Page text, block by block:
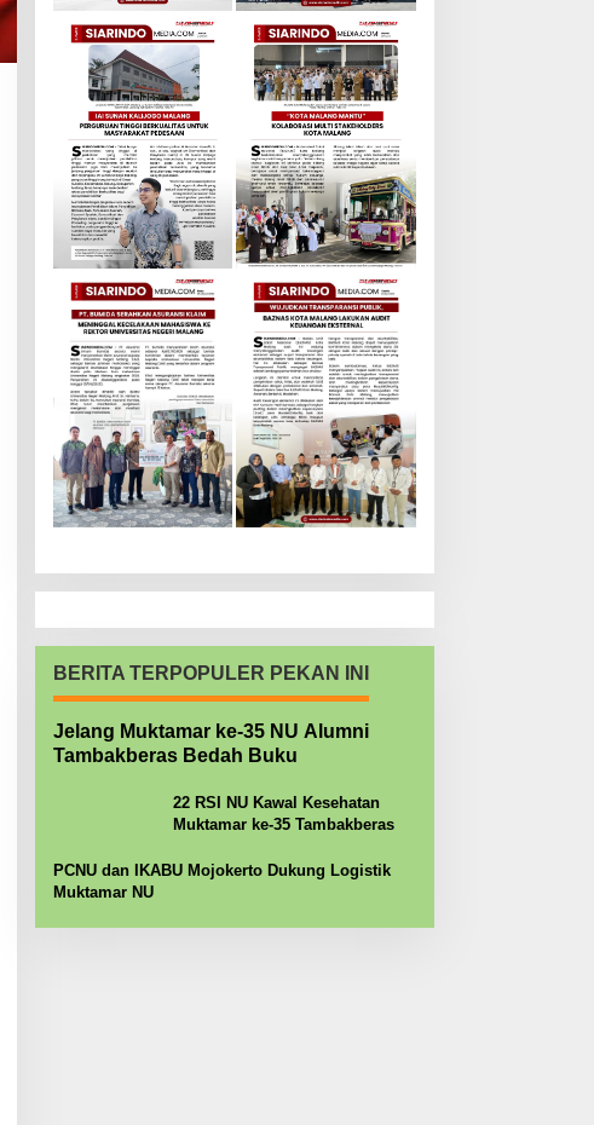
BERITA TERPOPULER PEKAN INI
Jelang Muktamar ke-35 NU Alumni
Tambakberas Bedah Buku
22 RSI NU Kawal Kesehatan
Muktamar ke-35 Tambakberas
PCNU dan IKABU Mojokerto Dukung Logistik
Muktamar NU